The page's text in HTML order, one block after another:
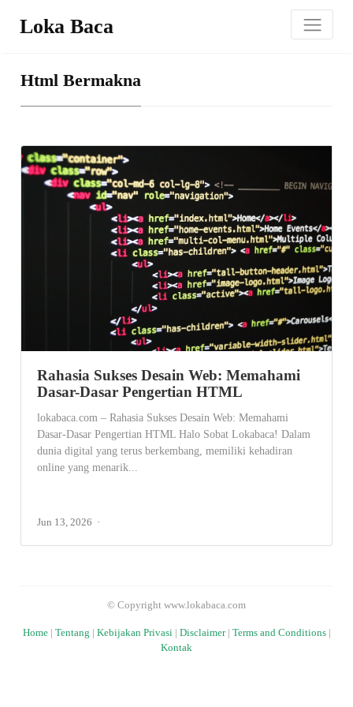
Loka Baca
Html Bermakna
Rahasia Sukses Desain Web: Memahami
Dasar-Dasar Pengertian HTML
lokabaca.com – Rahasia Sukses Desain Web: Memahami
Dasar-Dasar Pengertian HTML Halo Sobat Lokabaca! Dalam
dunia digital yang terus berkembang, memiliki kehadiran
online yang menarik...
Jun 13, 2026
© Copyright www.lokabaca.com
Home| Tentang Kebijakan Privasi| Disclaimer| Terms and Conditions|
Kontak